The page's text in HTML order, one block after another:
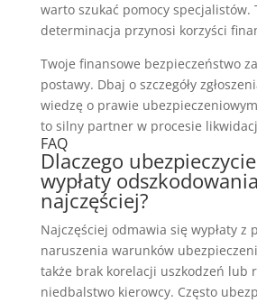
warto szukać pomocy specjalistów.
determinacja przynosi korzyści
Twoje finansowe bezpieczeństwo
postawy. Dbaj o szczegóły
wiedzę o prawie
to silny partner w procesie
FAQ
Dlaczego
wypłaty odszkodowania
najczęściej?
Najczęściej odmawia się wypłaty z
naruszenia warunków
także brak korelacji uszkodzeń lub
niedbalstwo kierowcy. Często